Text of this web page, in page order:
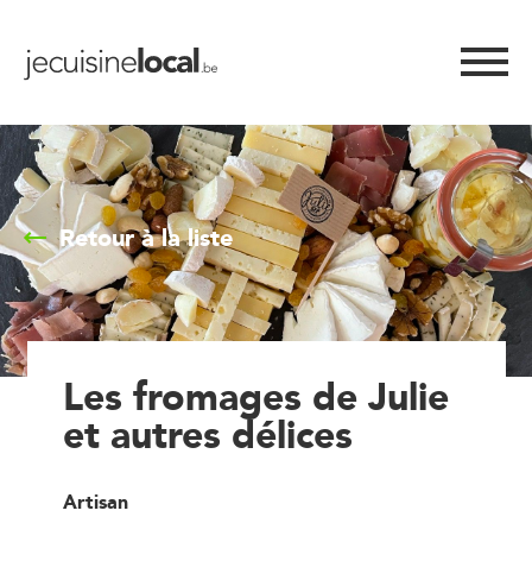
Retour à la liste
Les fromages de Julie
et autres délices
Artisan